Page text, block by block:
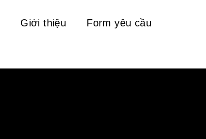
Giới thiệu Form yêu cầu